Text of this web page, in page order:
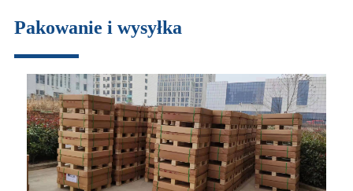
Pakowanie i wysyłka